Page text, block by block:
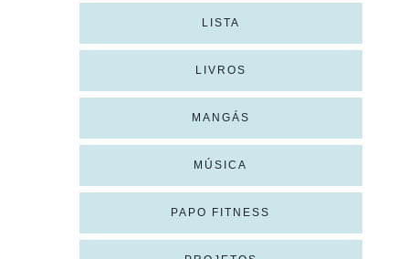
LISTA
LIVROS
MANGÁS
MÚSICA
PAPO FITNESS